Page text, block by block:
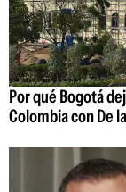
Por qué Bogotá
Colombia con De